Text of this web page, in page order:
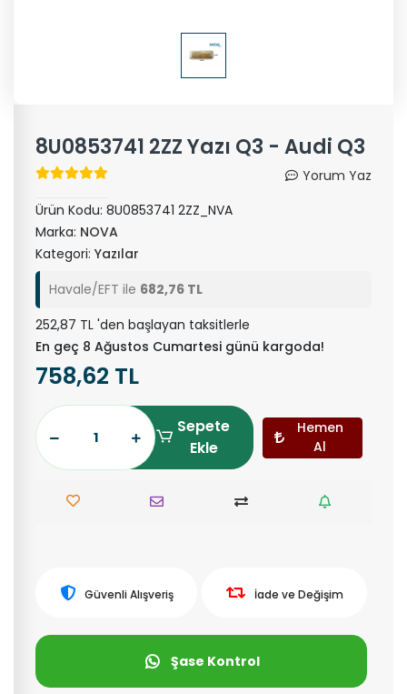
8U0853741 2ZZ Yazı Q3 - Audi Q3
Yorum Yaz
Ürün Kodu: 8U0853741 2ZZ_NVA
Marka: NOVA
Kategori: Yazılar
Havale/EFT ile 682,76 TL
252,87 TL 'den başlayan taksitlerle
En geç 8 Ağustos Cumartesi günü kargoda!
758,62 TL
Sepete
Ekle
Hemen
Al
Güvenli Alışveriş İade ve Değişim
Şase Kontrol